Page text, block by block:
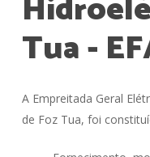
Tua -
A Empreitada Geral
de Foz Tua, foi